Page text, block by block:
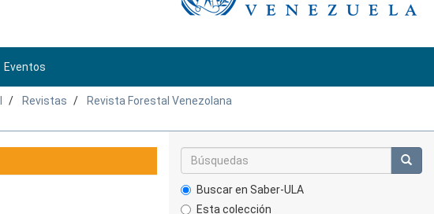
Eventos
Revistas
Revista Forestal Venezolana
Buscar en Saber-ULA
Esta colección